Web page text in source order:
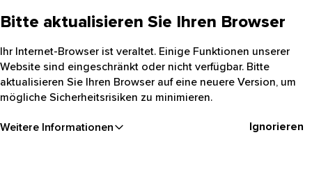
Bitte aktualisieren Sie Ihren Browser
Ihr Internet-Browser ist veraltet. Einige Funktionen unserer
Website sind eingeschränkt oder nicht verfügbar. Bitte
aktualisieren Sie Ihren Browser auf eine neuere Version, um
mögliche Sicherheitsrisiken zu minimieren.
Weitere Informationen Ignorieren